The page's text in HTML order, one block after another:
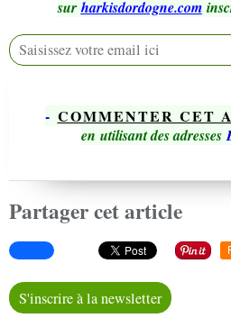
sur harkisdordogne.com
- COMMENTER CET
en utilisant des adresses
Partager cet article
S'inscrire à la newsletter